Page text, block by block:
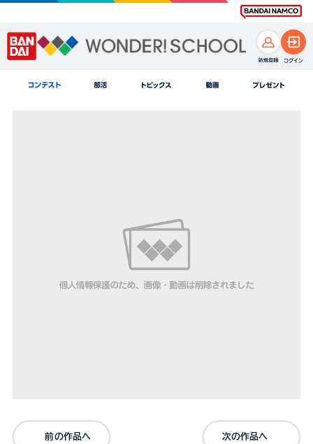
前の作品へ 次の作品へ